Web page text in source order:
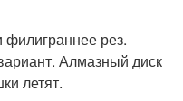
рез.
Алмазный диск
летят.